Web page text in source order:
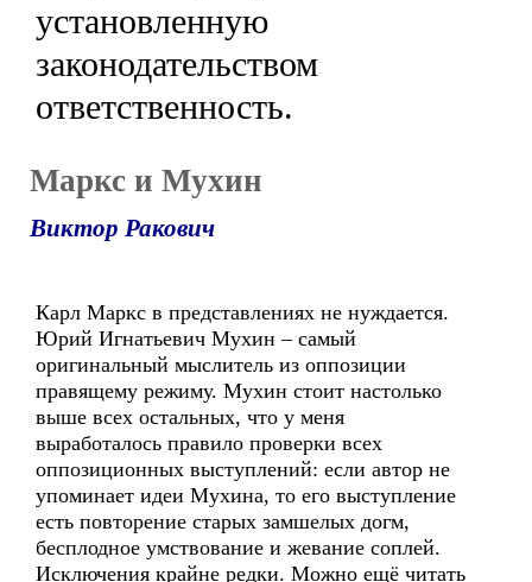
установленную
законодательством
ответственность.
Маркс и Мухин
Виктор Ракович
Карл Маркс в представлениях не нуждается.
Юрий Игнатьевич Мухин – самый
оригинальный мыслитель из оппозиции
правящему режиму. Мухин стоит настолько
выше всех остальных, что у меня
выработалось правило проверки всех
оппозиционных выступлений: если автор не
упоминает идеи Мухина, то его выступление
есть повторение старых замшелых догм,
бесплодное умствование и жевание соплей.
Исключения крайне редки. Можно ещё читать